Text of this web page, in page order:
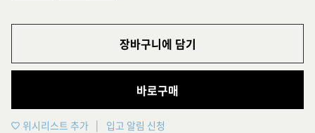
장바구니에 담기
바로구매
위시리스트 추가 입고 알림 신청